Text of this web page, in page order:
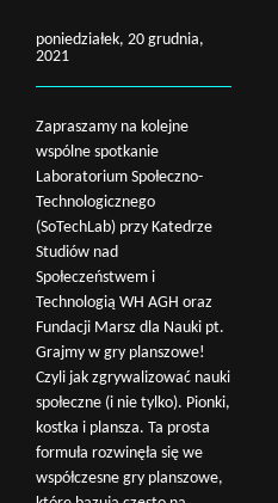
poniedziałek, 20 grudnia,
2021
Zapraszamy na kolejne
wspólne spotkanie
Laboratorium Społeczno-
Technologicznego
(SoTechLab) przy Katedrze
Studiów nad
Społeczeństwem i
Technologią WH AGH oraz
Fundacji Marsz dla Nauki pt.
Grajmy w gry planszowe!
Czyli jak zgrywalizować nauki
społeczne (i nie tylko). Pionki,
kostka i plansza. Ta prosta
formuła rozwinęła się we
współczesne gry planszowe,